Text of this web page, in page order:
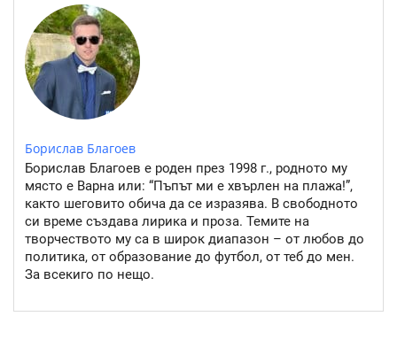
Борислав Благоев
Борислав Благоев е роден през 1998 г., родното му
място е Варна или: “Пъпът ми е хвърлен на плажа!”,
както шеговито обича да се изразява. В свободното
си време създава лирика и проза. Темите на
творчеството му са в широк диапазон – от любов до
политика, от образование до футбол, от теб до мен.
За всекиго по нещо.